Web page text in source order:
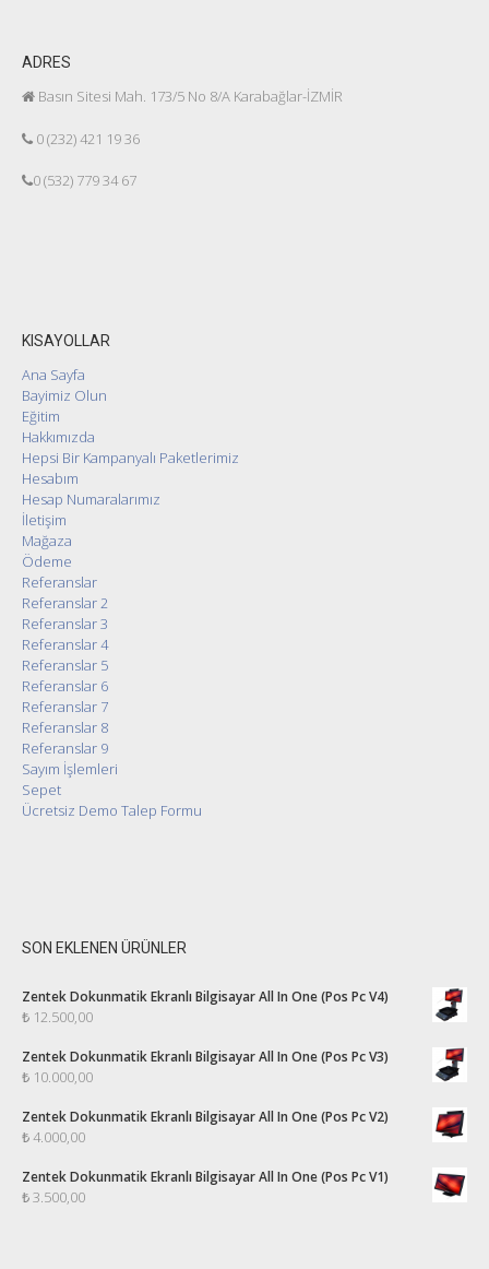
ADRES
Basın Sitesi Mah. 173/5 No 8/A Karabağlar-İZMİR
0 (232) 421 19 36
0 (532) 779 34 67
KISAYOLLAR
Ana Sayfa
Bayimiz Olun
Eğitim
Hakkımızda
Hepsi Bir Kampanyalı Paketlerimiz
Hesabım
Hesap Numaralarımız
İletişim
Mağaza
Ödeme
Referanslar
Referanslar 2
Referanslar 3
Referanslar 4
Referanslar 5
Referanslar 6
Referanslar 7
Referanslar 8
Referanslar 9
Sayım İşlemleri
Sepet
Ücretsiz Demo Talep Formu
SON EKLENEN ÜRÜNLER
Zentek Dokunmatik Ekranlı Bilgisayar All In One (Pos Pc V4)
₺ 12.500,00
Zentek Dokunmatik Ekranlı Bilgisayar All In One (Pos Pc V3)
₺ 10.000,00
Zentek Dokunmatik Ekranlı Bilgisayar All In One (Pos Pc V2)
₺4.000,00
Zentek Dokunmatik Ekranlı Bilgisayar All In One (Pos Pc V1)
₺3.500,00